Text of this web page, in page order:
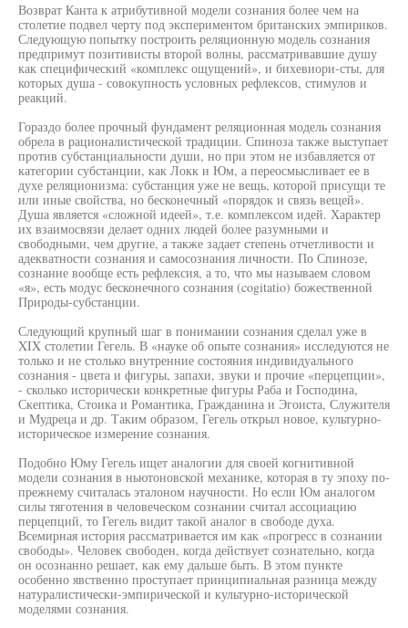
Возврат Канта к атрибутивной модели сознания более чем на
столетие подвел черту под экспериментом британских эмпириков.
Следующую попытку построить реляционную модель сознания
предпримут позитивисты второй волны, рассматривавшие душу
как специфический «комплекс ощущений», и бихевиори-сты, для
которых душа - совокупность условных рефлексов, стимулов и
реакций.
Гораздо более прочный фундамент реляционная модель сознания
обрела в рационалистической традиции. Спиноза также выступает
против субстанциальности души, но при этом не избавляется от
категории субстанции, как Локк и Юм, а переосмысливает ее в
духе реляционизма: субстанция уже не вещь, которой присущи те
или иные свойства, но бесконечный «порядок и связь вещей».
Душа является «сложной идеей», т.е. комплексом идей. Характер
их взаимосвязи делает одних людей более разумными и
свободными, чем другие, а также задает степень отчетливости и
адекватности сознания и самосознания личности. По Спинозе,
сознание вообще есть рефлексия, а то, что мы называем словом
«я», есть модус бесконечного сознания (cogitatio) божественной
Природы-субстанции.
Следующий крупный шаг в понимании сознания сделал уже в
XIX столетии Гегель. В «науке об опыте сознания» исследуются не
только и не столько внутренние состояния индивидуального
сознания - цвета и фигуры, запахи, звуки и прочие «перцепции»,
- сколько исторически конкретные фигуры Раба и Господина,
Скептика, Стоика и Романтика, Гражданина и Эгоиста, Служителя
и Мудреца и др. Таким образом, Гегель открыл новое, культурно-
историческое измерение сознания.
Подобно Юму Гегель ищет аналогии для своей когнитивной
модели сознания в ньютоновской механике, которая в ту эпоху по-
прежнему считалась эталоном научности. Но если Юм аналогом
силы тяготения в человеческом сознании считал ассоциацию
перцепций, то Гегель видит такой аналог в свободе духа.
Всемирная история рассматривается им как «прогресс в сознании
свободы». Человек свободен, когда действует сознательно, когда
он осознанно решает, как ему дальше быть. В этом пункте
особенно явственно проступает принципиальная разница между
натуралистически-эмпирической и культурно-исторической
моделями сознания.